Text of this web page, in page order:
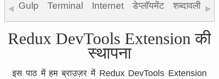
Gulp
Terminal Internet डेप्लॉयमेंट शब्दावली
◀ ▶
Redux DevTools Extension की
स्थापना
इस पाठ में हम ब्राउज़र में Redux DevTools Extension